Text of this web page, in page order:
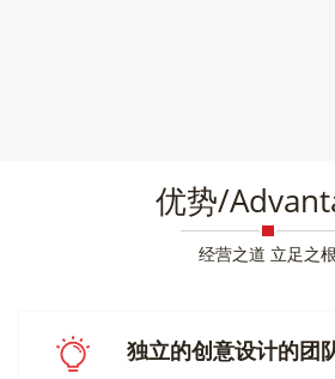
优势/
经营之道 立足之根
独立的创意设计的团